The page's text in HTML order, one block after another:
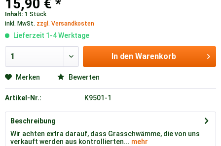
15,90 € *
Inhalt: 1 Stück
inkl. MwSt. zzgl. Versandkosten
Lieferzeit 1-4 Werktage
In den Warenkorb
Merken Bewerten
Artikel-Nr.: K9501-1
Beschreibung
Wir achten extra darauf, dass Grasschwämme, die von uns
verkauft werden aus kontrollierten... mehr